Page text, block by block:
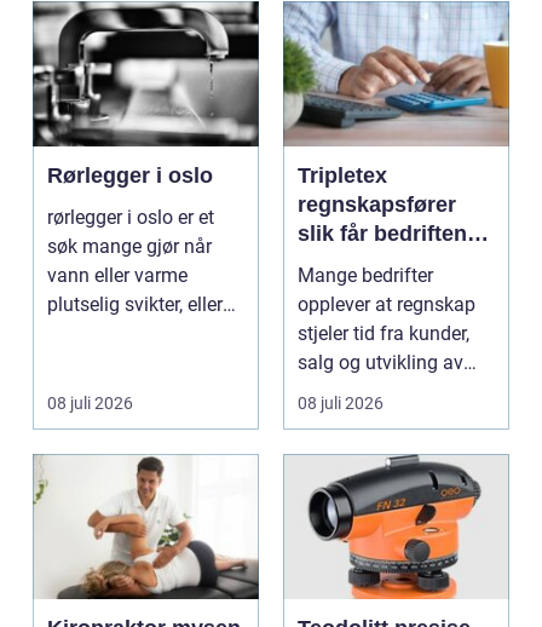
Rørlegger i oslo
rørlegger i oslo er et
søk mange gjør når
vann eller varme
plutselig svikter, eller
08 juli 2026
Tripletex
regnskapsfører
slik får bedriften
mer ut av
regnskapet
Mange bedrifter
opplever at regnskap
stjeler tid fra kunder,
salg og utvikling av
virksomheten. Samt...
08 juli 2026